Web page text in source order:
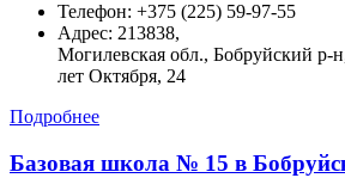
Телефон: +375 (225) 59-97-55
Адрес: 213838,
Могилевская обл., Бобруйский р-
лет Октября, 24
Подробнее
Базовая школа № 15 в